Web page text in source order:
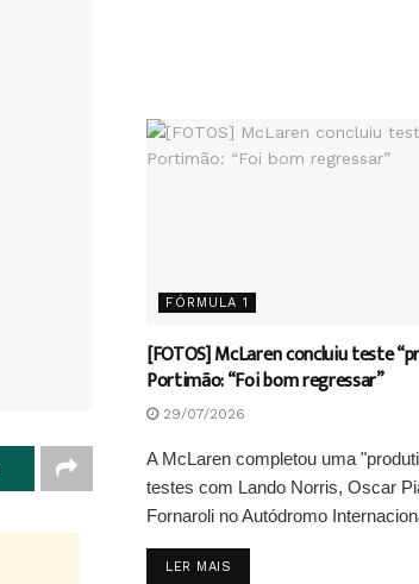
FÓRMULA 1
[FOTOS] McLaren concluiu teste
Portimão: “Foi bom regressar”
29/07/2026
A McLaren completou uma
testes com Lando Norris, Oscar
Fornaroli no Autódromo
LER MAIS